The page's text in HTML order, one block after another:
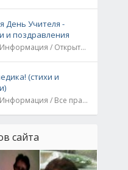
День Учителя -
и поздравления
04.10.21, Информация / Открытки / Все праздники
(стихи и
19.06.21, Информация / Все праздники
сайта